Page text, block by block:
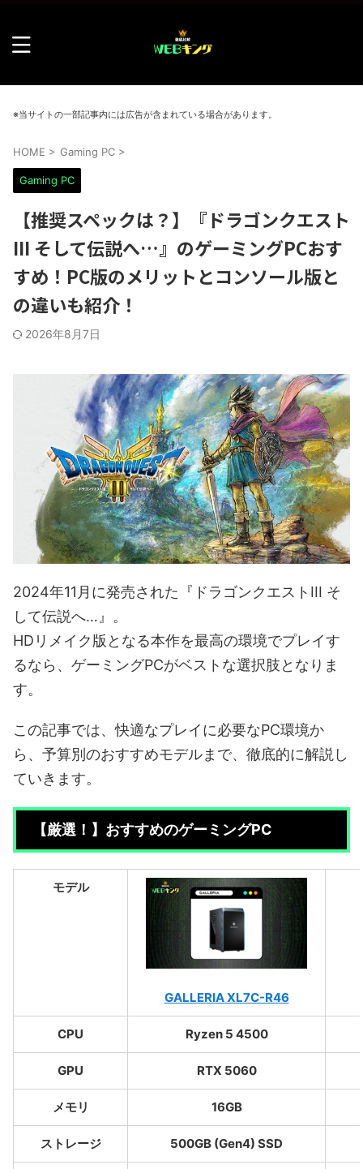
※当サイトの一部記事内には広告が含まれている場合があります。
HOME > Gaming PC >
Gaming PC
【推奨スペックは？】『ドラゴンクエスト
III そして伝説へ…』のゲーミングPCおす
すめ！PC版のメリットとコンソール版と
の違いも紹介！
2026年8月7日
2024年11月に発売された『ドラゴンクエストIII そ
して伝説へ…』。
HDリメイク版となる本作を最高の環境でプレイす
るなら、ゲーミングPCがベストな選択肢となりま
す。
この記事では、快適なプレイに必要なPC環境か
ら、予算別のおすすめモデルまで、徹底的に解説し
ていきます。
【厳選！】おすすめのゲーミングPC
モデル
GALLERIA XL7C-R46
CPU Ryzen 5 4500
GPU RTX 5060
メモリ 16GB
ストレージ 500GB (Gen4) SSD